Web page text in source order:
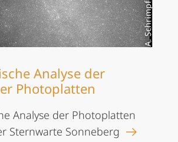
A. Schrimpf
Analyse der
Photoplatten
Analyse der Photoplatten
Sternwarte Sonneberg